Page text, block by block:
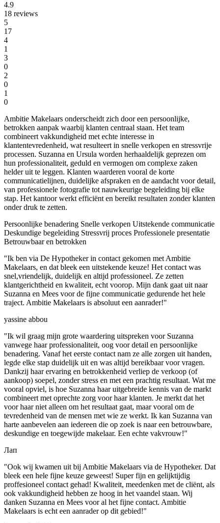
4.9
18 reviews
5
17
4
1
3
0
2
0
1
0
Ambitie Makelaars onderscheidt zich door een persoonlijke,
betrokken aanpak waarbij klanten centraal staan. Het team
combineert vakkundigheid met echte interesse in
klantentevredenheid, wat resulteert in snelle verkopen en stressvrije
processen. Suzanna en Ursula worden herhaaldelijk geprezen om
hun professionaliteit, geduld en vermogen om complexe zaken
helder uit te leggen. Klanten waarderen vooral de korte
communicatielijnen, duidelijke afspraken en de aandacht voor detail,
van professionele fotografie tot nauwkeurige begeleiding bij elke
stap. Het kantoor werkt efficiënt en bereikt resultaten zonder klanten
onder druk te zetten.
Persoonlijke benadering Snelle verkopen Uitstekende communicatie
Deskundige begeleiding Stressvrij proces Professionele presentatie
Betrouwbaar en betrokken
"Ik ben via De Hypotheker in contact gekomen met Ambitie
Makelaars, en dat bleek een uitstekende keuze! Het contact was
snel,vriendelijk, duidelijk en altijd professioneel. Ze zetten
klantgerichtheid en kwaliteit, echt voorop. Mijn dank gaat uit naar
Suzanna en Mees voor de fijne communicatie gedurende het hele
traject. Ambitie Makelaars is absoluut een aanrader!"
yassine abbou
"Ik wil graag mijn grote waardering uitspreken voor Suzanna
vanwege haar professionaliteit, oog voor detail en persoonlijke
benadering. Vanaf het eerste contact nam ze alle zorgen uit handen,
legde elke stap duidelijk uit en was altijd bereikbaar voor vragen.
Dankzij haar ervaring en betrokkenheid verliep de verkoop (of
aankoop) soepel, zonder stress en met een prachtig resultaat. Wat me
vooral opviel, is hoe Suzanna haar uitgebreide kennis van de markt
combineert met oprechte zorg voor haar klanten. Je merkt dat het
voor haar niet alleen om het resultaat gaat, maar vooral om de
tevredenheid van de mensen met wie ze werkt. Ik kan Suzanna van
harte aanbevelen aan iedereen die op zoek is naar een betrouwbare,
deskundige en toegewijde makelaar. Een echte vakvrouw!"
Лап
"Ook wij kwamen uit bij Ambitie Makelaars via de Hypotheker. Dat
bleek een hele fijne keuze geweest! Super fijn en gelijktijdig
proffesioneel contact gehad! Kwaliteit, meedenken met de cliënt, als
ook vakkundigheid hebben ze hoog in het vaandel staan. Wij
danken Suzanna en Mees voor al het fijne contact. Ambitie
Makelaars is echt een aanrader op dit gebied!"